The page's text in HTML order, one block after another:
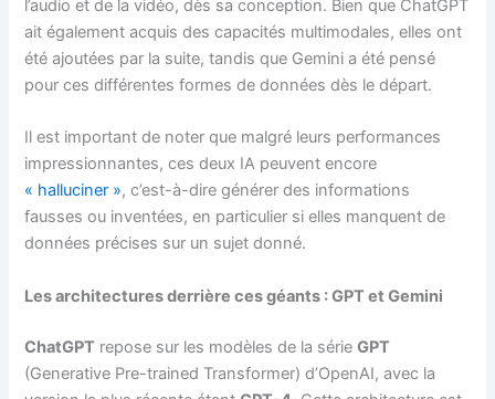
l’audio et de la vidéo, dès sa conception. Bien que ChatGPT
ait également acquis des capacités multimodales, elles ont
été ajoutées par la suite, tandis que Gemini a été pensé
pour ces différentes formes de données dès le départ.
Il est important de noter que malgré leurs performances
impressionnantes, ces deux IA peuvent encore
« halluciner », c’est-à-dire générer des informations
fausses ou inventées, en particulier si elles manquent de
données précises sur un sujet donné.
Les architectures derrière ces géants : GPT et Gemini
ChatGPT repose sur les modèles de la sérieGPT
(Generative Pre-trained Transformer) d’OpenAI, avec la